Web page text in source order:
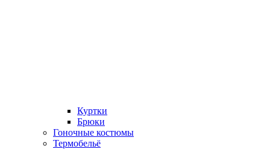
Куртки
Брюки
Гоночные костюмы
Термобельё